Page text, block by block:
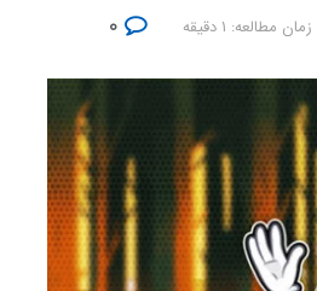
زمان مطالعه: ۱ دقیقه